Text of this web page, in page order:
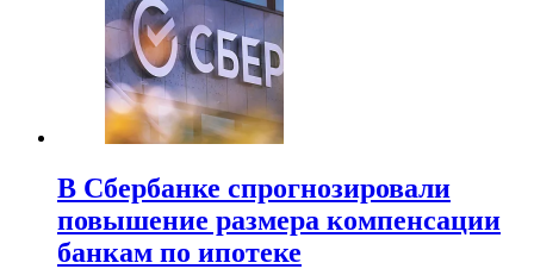
В Сбербанке спрогнозировали
повышение размера компенсации
банкам по ипотеке